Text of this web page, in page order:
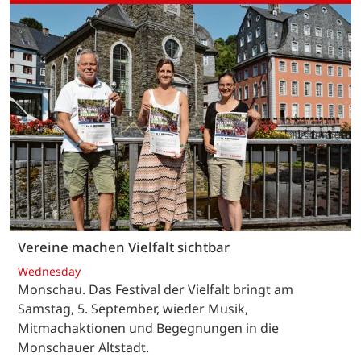
Vereine machen Vielfalt sichtbar
Wednesday
Monschau. Das Festival der Vielfalt bringt am
Samstag, 5. September, wieder Musik,
Mitmachaktionen und Begegnungen in die
Monschauer Altstadt.